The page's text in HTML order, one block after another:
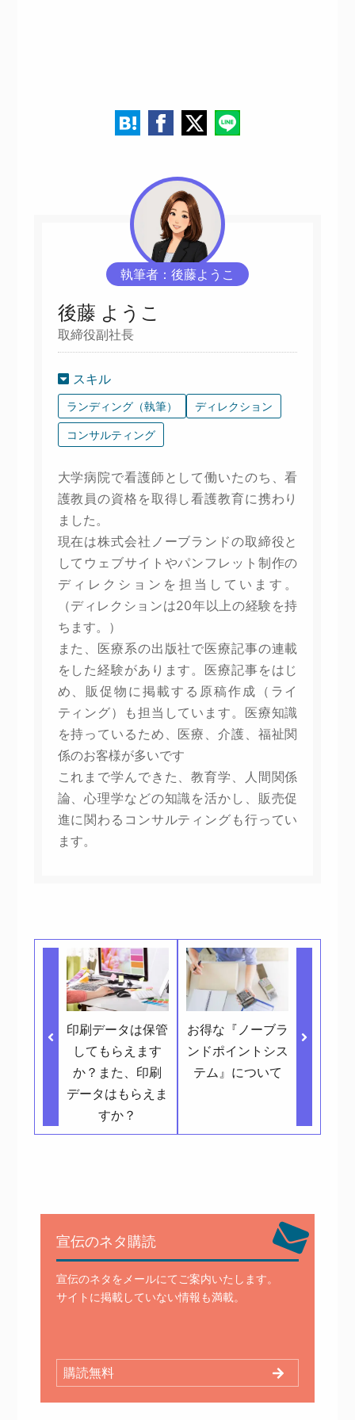
執筆者：後藤ようこ
後藤 ようこ
取締役副社長
スキル
ランディング（執筆） ディレクション
コンサルティング
大学病院で看護師として働いたのち、看
護教員の資格を取得し看護教育に携わり
ました。
現在は株式会社ノーブランドの取締役と
してウェブサイトやパンフレット制作の
ディレクションを担当しています。
（ディレクションは20年以上の経験を持
ちます。）
また、医療系の出版社で医療記事の連載
をした経験があります。医療記事をはじ
め、販促物に掲載する原稿作成（ライ
ティング）も担当しています。医療知識
を持っているため、医療、介護、福祉関
係のお客様が多いです
これまで学んできた、教育学、人間関係
論、心理学などの知識を活かし、販売促
進に関わるコンサルティングも行ってい
ます。
印刷データは保管
してもらえます
か？また、印刷
データはもらえま
すか？
お得な『ノーブラ
ンドポイントシス
テム』について
宣伝のネタ購読
宣伝のネタをメールにてご案内いたします。
サイトに掲載していない情報も満載。
購読無料